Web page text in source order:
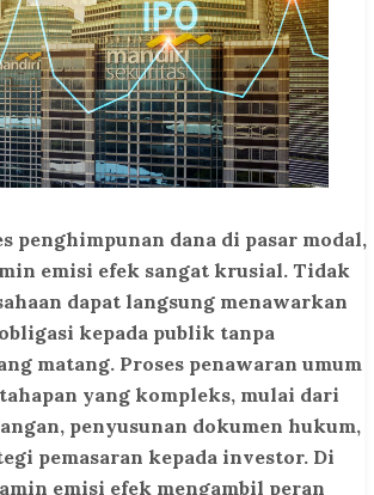
penghimpunan dana di pasar modal,
emisi efek sangat krusial. Tidak
dapat langsung menawarkan
kepada publik tanpa
matang. Proses penawaran umum
yang kompleks, mulai dari
penyusunan dokumen hukum,
pemasaran kepada investor. Di
emisi efek mengambil peran